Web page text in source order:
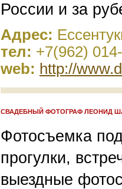
России и за
Адрес:
тел: +7(962)
web: http://
СВАДЕБНЫЙ ФОТОГРАФ ЛЕОНИД
Фотосъемка
прогулки,
выездные